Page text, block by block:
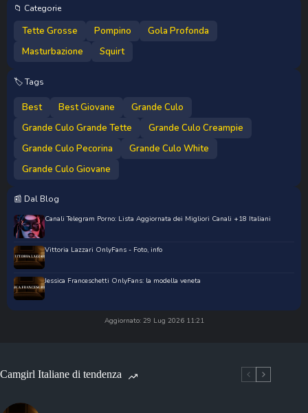
📁 Categorie
Tette Grosse Pompino
Gola Profonda
Masturbazione
Squirt
🏷️ Tags
Best Best Giovane
Grande Culo
Grande Culo Grande Tette
Grande Culo Creampie
Grande Culo Pecorina
Grande Culo White
Grande Culo Giovane
📰 Dal Blog
Canali Telegram Porno: Lista Aggiornata dei Migliori Canali +18 Italiani
Vittoria Lazzari OnlyFans - Foto, info
Jessica Franceschetti OnlyFans: la modella veneta
Aggiornato: 29 Lug 2026 11:21
Camgirl Italiane di tendenza